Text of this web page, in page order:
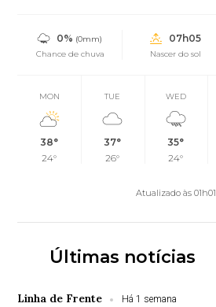
0% (0mm)
Chance de chuva
07h05
Nascer do sol
MON
38°
24°
TUE
37°
26°
WED
35°
24°
Atualizado às 01h01
Últimas notícias
Linha de Frente Há 1 semana